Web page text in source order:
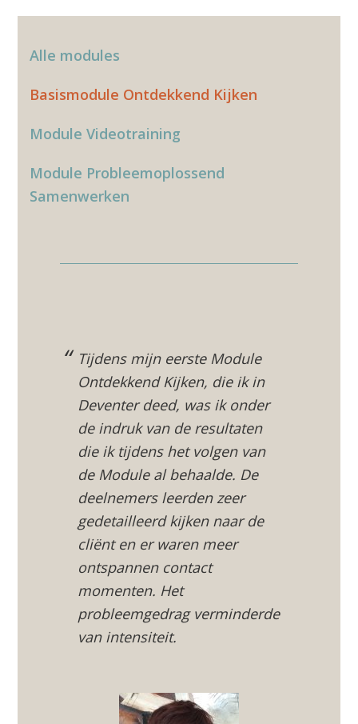
Alle modules
Basismodule Ontdekkend Kijken
Module Videotraining
Module Probleemoplossend
Samenwerken
Tijdens mijn eerste Module
Ontdekkend Kijken, die ik in
Deventer deed, was ik onder
de indruk van de resultaten
die ik tijdens het volgen van
de Module al behaalde. De
deelnemers leerden zeer
gedetailleerd kijken naar de
cliënt en er waren meer
ontspannen contact
momenten. Het
probleemgedrag verminderde
van intensiteit.